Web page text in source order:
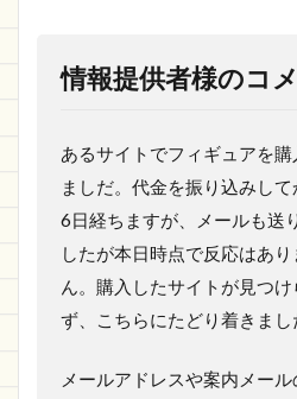
情報提供者様のコ
あるサイトでフィギュアを購
ましだ。代金を振り込みして
6日経ちますが、メールも送
したが本日時点で反応はあり
ん。購入したサイトが見つけ
ず、こちらにたどり着きまし
メールアドレスや案内メール